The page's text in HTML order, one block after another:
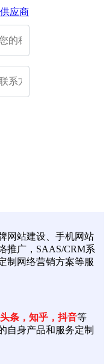
应商
网站建设、手机网站
推广，SAAS/CRM系
制网络营销方案等服
条，知乎，抖音等
自身产品和服务定制